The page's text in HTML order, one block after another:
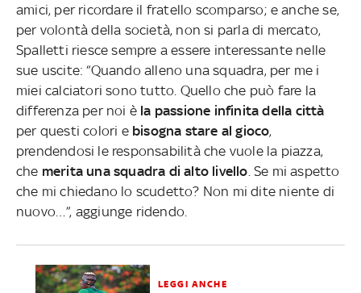
amici, per ricordare il fratello scomparso; e anche se,
per volontà della società, non si parla di mercato,
Spalletti riesce sempre a essere interessante nelle
sue uscite: “Quando alleno una squadra, per me i
miei calciatori sono tutto. Quello che può fare la
differenza per noi è la passione infinita della città
per questi colori e bisogna stare al gioco,
prendendosi le responsabilità che vuole la piazza,
che merita una squadra di alto livello . Se mi aspetto
che mi chiedano lo scudetto? Non mi dite niente di
nuovo…”, aggiunge ridendo.
LEGGI ANCHE